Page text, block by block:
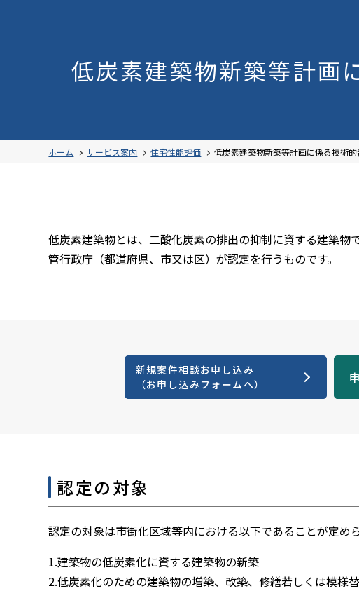
サービス案内
住宅性能評価
構造適判電子申請
各種申請書ダウンロード
省エネ関連業務書式ダウンロード
BELS評価業務申請書式ダウンロード
構造計算適合性判定書式ダウンロード
低炭素建築物書式ダウンロード
その他住宅関連書式ダウンロード
性能評価書式ダウンロード
エントリーフォーム
低炭素建築物新築等計画
ホーム サービス案内 住宅性能評価 低炭素建築物新築等計画に係る技術
低炭素建築物とは、二酸化炭素の排出の抑制に資する建築物
管行政庁（都道府県、市又は区）が認定を行うものです。
新規案件相談お申し込み
（お申し込みフォームへ）
認定の対象
認定の対象は市街化区域等内における以下であることが定め
1.建築物の低炭素化に資する建築物の新築
2.低炭素化のための建築物の増築、改築、修繕若しくは模様